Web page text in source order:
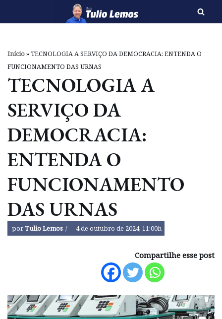
o
conteúdo
Início»TECNOLOGIA A SERVIÇO DA DEMOCRACIA: ENTENDA O
FUNCIONAMENTO DAS URNAS
TECNOLOGIA A
SERVIÇO DA
DEMOCRACIA:
ENTENDA O
FUNCIONAMENTO
DAS URNAS
porTulio Lemos 4 de outubro de 2024, 11:00h
Compartilhe esse post